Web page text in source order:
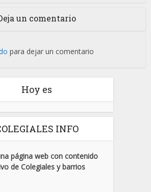
un comentario
para dejar un comentario
Hoy es
INFO
página web con contenido
de Colegiales y barrios